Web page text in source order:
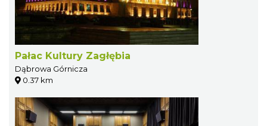
Pałac Kultury Zagłębia
Dąbrowa Górnicza
0.37 km